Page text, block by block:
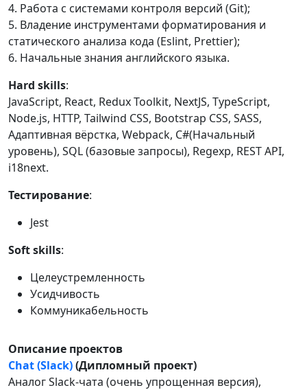
4. Работа с системами контроля версий (Git);
5. Владение инструментами форматирования и
статического анализа кода (Eslint, Prettier);
6. Начальные знания английского языка.
Hard skills:
JavaScript, React, Redux Toolkit, NextJS, TypeScript,
Node.js, HTTP, Tailwind CSS, Bootstrap CSS, SASS,
Адаптивная вёрстка, Webpack, C#(Начальный
уровень), SQL (базовые запросы), Regexp, REST API,
i18next.
Тестирование:
Jest
Soft skills:
Целеустремленность
Усидчивость
Коммуникабельность
Описание проектов
Chat (Slack)(Дипломный проект)
Аналог Slack-чата (очень упрощенная версия),